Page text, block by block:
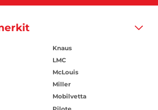
Knaus
LMC
McLouis
Miller
Mobilvetta